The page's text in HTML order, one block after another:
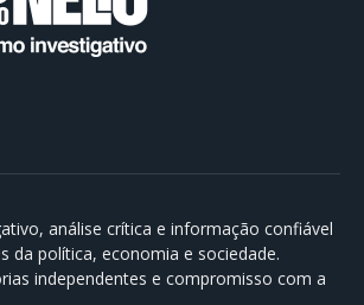
análise crítica e informação confiável
da política, economia e sociedade.
independentes e compromisso com a